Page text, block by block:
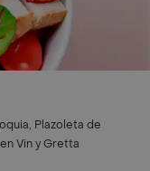
Plazoleta de
Vin y Gretta